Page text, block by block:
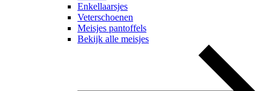
Enkellaarsjes
Veterschoenen
Meisjes pantoffels
Bekijk alle meisjes